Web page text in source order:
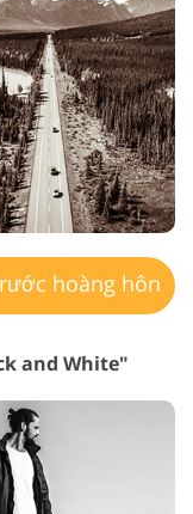
hoàng hôn
and White"